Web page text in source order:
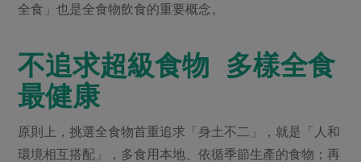
全食」也是全食物飲食的重要概念。
不追求超級食物 多樣全食
最健康
原則上，挑選全食物首重追求「身土不二」，就是「人和
環境相互搭配」，多食用本地、依循季節生產的食物；再